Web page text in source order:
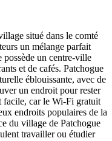
situé dans le comté
un mélange parfait
un centre-ville
et de cafés. Patchogue
éblouissante, avec de
un endroit pour rester
facile, car le Wi-Fi gratuit
endroits populaires de la
du village de Patchogue
travailler ou étudier